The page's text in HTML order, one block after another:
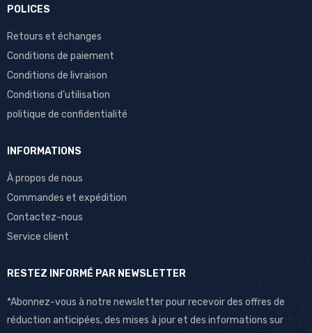
POLICES
Retours et échanges
Conditions de paiement
Conditions de livraison
Conditions d’utilisation
politique de confidentialité
INFORMATIONS
À propos de nous
Commandes et expédition
Contactez-nous
Service client
RESTEZ INFORMÉ PAR NEWSLETTER
*Abonnez-vous à notre newsletter pour recevoir des offres de
réduction anticipées, des mises à jour et des informations sur